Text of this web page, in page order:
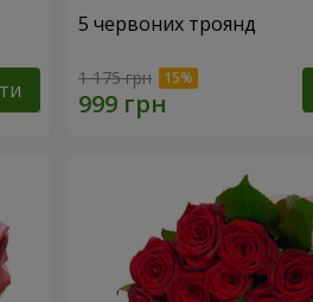
5 червоних троянд
1 175 грн